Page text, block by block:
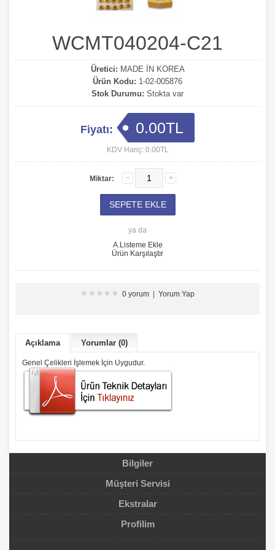
WCMT040204-C21
Üretici: MADE İN KOREA
Ürün Kodu: 1-02-005876
Stok Durumu: Stokta var
Fiyatı: 0.00TL
KDV Hariç: 0.00TL
Miktar:
ya da
A.Listeme Ekle
Ürün Karşılaştır
0 yorum Yorum Yap
Açıklama Yorumlar (0)
Genel Çelikleri İşlemek İçin Uygudur.
Bilgiler
Müşteri Servisi
Ekstralar
Profilim